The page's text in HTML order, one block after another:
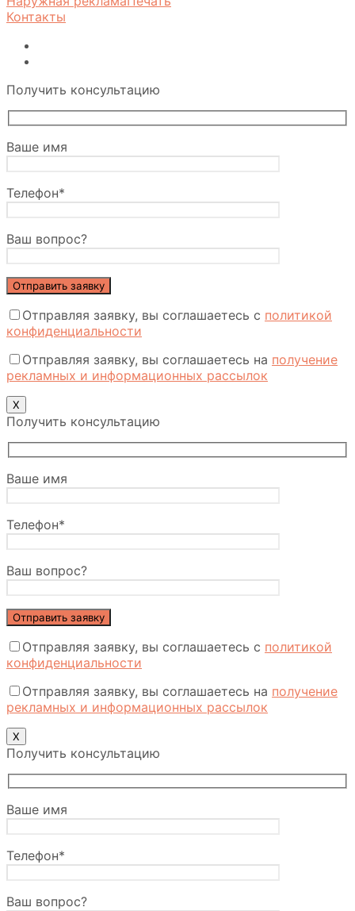
Контакты
Получить консультацию
Ваше имя
Телефон*
Ваш вопрос?
Отправляя заявку, вы соглашаетесь с политикой
конфиденциальности
Отправляя заявку, вы соглашаетесь на получение
рекламных и информационных рассылок
Х
Получить консультацию
Ваше имя
Телефон*
Ваш вопрос?
Отправляя заявку, вы соглашаетесь с политикой
конфиденциальности
Отправляя заявку, вы соглашаетесь на получение
рекламных и информационных рассылок
Х
Получить консультацию
Ваше имя
Телефон*
Ваш вопрос?